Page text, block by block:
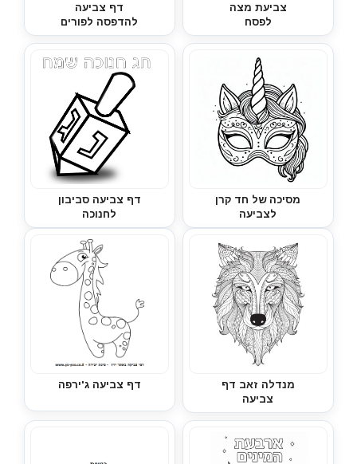
צביעת מצה
לפסח
דף צביעה
להדפסה לפורים
מסיכה של חד קרן
לצביעה
דף צביעה סביבון
לחנוכה
מנדלה זאב דף
צביעה
דף צביעה ג'ירפה